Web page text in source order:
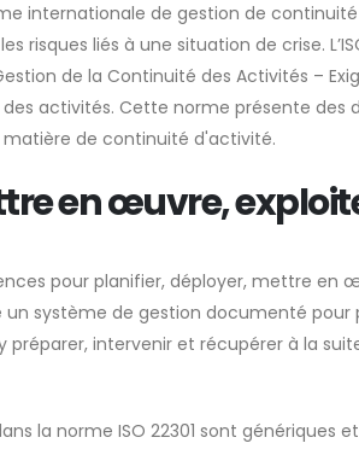
internationale de gestion de
risques liés à une situation de crise.
de la Continuité des Activités –
activités. Cette norme présente
de continuité d'activité.
en œuvre,
pour planifier, déployer, mettre en
système de gestion documenté pour
préparer, intervenir et récupérer à la
la norme ISO 22301 sont génériques